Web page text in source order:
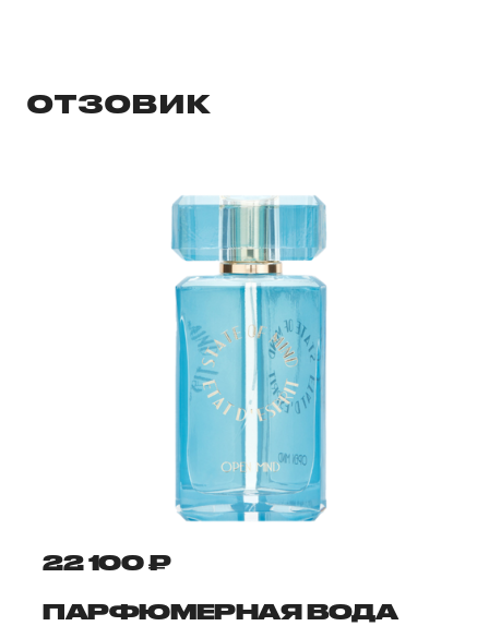
ОТЗОВИК
22 100 ₽
ПАРФЮМЕРНАЯ ВОДА